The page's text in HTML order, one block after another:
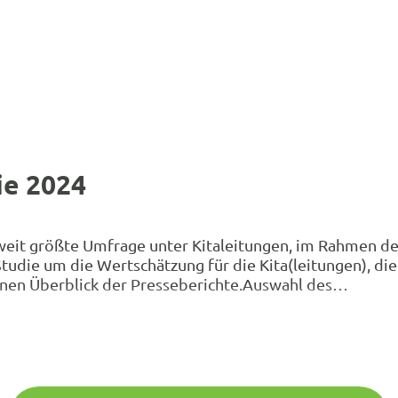
2024
größte Umfrage unter Kitaleitungen, im Rahmen
um die Wertschätzung für die Kita(leitungen),
Überblick der Presseberichte.Auswahl des…